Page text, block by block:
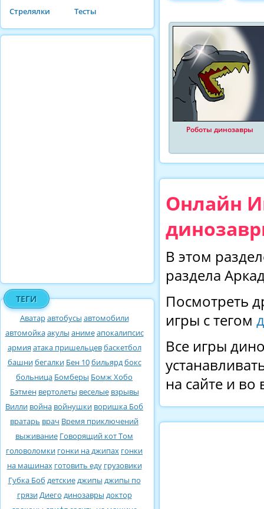
Стрелялки
Тесты
ТЕГИ
Аватаравтобусы автомобили
автомойкаакулы анимеапокалипсис
армия атака пришельцевбаскетбол
башнибегалки Бен 10бильярдбокс
больница Бомберы Бомж Хобо
Бэтмен вертолеты веселые взрывы
Вилли война войнушки воришка Боб
вратарь врач Время приключений
выживание Говорящий кот Том
головоломки гонки на джипах гонки
на машинах готовить еду грузовики
Губка Боб детскиеджипы джипы по
грязиДиего динозавры доктор
Роботы динозавры
Онлайн
В этом
раздела
Посмотреть
игры с тегом
Все игры
на сайте и